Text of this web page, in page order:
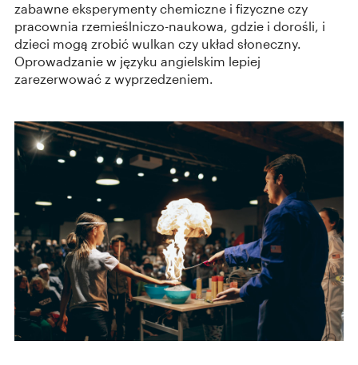
zabawne eksperymenty chemiczne i fizyczne czy
pracownia rzemieślniczo-naukowa, gdzie i dorośli, i
dzieci mogą zrobić wulkan czy układ słoneczny.
Oprowadzanie w języku angielskim lepiej
zarezerwować z wyprzedzeniem.